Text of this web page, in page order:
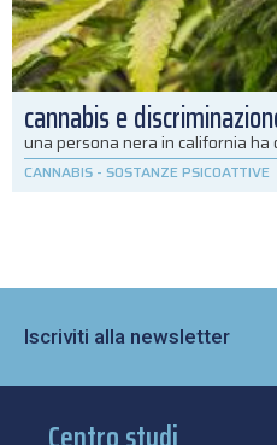
cannabis e
una persona nera in california
CANNABIS - SOSTANZE PSICOATTIVE
Iscriviti alla newsletter